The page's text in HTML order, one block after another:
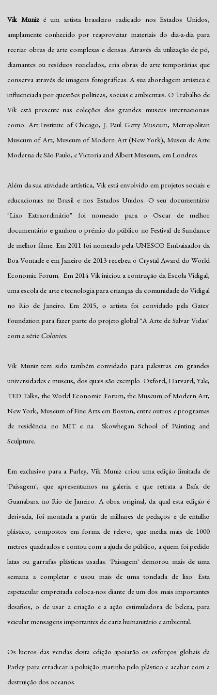
Vik Munizé um artista brasileiro radicado nos Estados Unidos,
amplamente conhecido por reaproveitar materiais do dia-a-dia para
recriar obras de arte complexas e densas. Através da utilização de pó,
diamantes ou resíduos reciclados, cria obras de arte temporárias que
conserva através de imagens fotográficas. A sua abordagem artística é
influenciada por questões políticas, sociais e ambientais. O Trabalho de
Vik está presente nas coleções dos grandes museus internacionais
como: Art Institute of Chicago, J. Paul Getty Museum, Metropolitan
Museum of Art, Museum of Modern Art (New York), Museu de Arte
Moderna de São Paulo, e Victoria and Albert Museum, em Londres.
Além da sua atividade artística, Vik está envolvido em projetos sociais e
educacionais no Brasil e nos Estados Unidos. O seu documentário
"Lixo Extraordinário" foi nomeado para o Oscar de melhor
documentário e ganhou o prémio do público no Festival de Sundance
de melhor filme. Em 2011 foi nomeado pela UNESCO Embaixador da
Boa Vontade e em Janeiro de 2013 recebeu o Crystal Award do World
Economic Forum. Em 2014 Vik iniciou a contrução da Escola Vidigal,
uma escola de arte e tecnologia para crianças da comunidade do Vidigal
no Rio de Janeiro. Em 2015, o artista foi convidado pela Gates'
Foundation para fazer parte do projeto global "A Arte de Salvar Vidas"
com a série Colonies.
Vik Muniz tem sido também convidado para palestras em grandes
universidades e museus, dos quais são exemplo Oxford, Harvard, Yale,
TED Talks, the World Economic Forum, the Museum of Modern Art,
New York, Museum of Fine Arts em Boston, entre outros e programas
de residência no MIT e na Skowhegan School of Painting and
Sculpture.
Em exclusivo para a Parley, Vik Muniz criou uma edição limitada de
'Paisagem', que apresentamos na galeria e que retrata a Baía de
Guanabara no Rio de Janeiro. A obra original, da qual esta edição é
derivada, foi montada a partir de milhares de pedaços e de entulho
plástico, compostos em forma de relevo, que media mais de 1000
metros quadrados e contou com a ajuda do público, a quem foi pedido
latas ou garrafas plásticas usadas. 'Paisagem' demorou mais de uma
semana a completar e usou mais de uma tonelada de lixo. Esta
espetacular empreitada coloca-nos diante de um dos mais importantes
desafios, o de usar a criação e a ação estimuladora de beleza, para
veicular mensagens importantes de cariz humanitário e ambiental.
Os lucros das vendas desta edição apoiarão os esforços globais da
Parley para erradicar a poluição marinha pelo plástico e acabar com a
destruição dos oceanos.